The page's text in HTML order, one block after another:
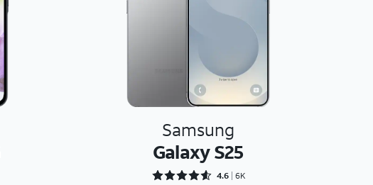
Samsung
Galaxy S25
Rated 4.6352 out of 5
4.6 6K